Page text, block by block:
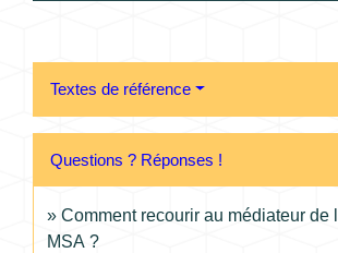
Textes de référence
Questions ? Réponses !
Comment recourir au médiateur de
MSA ?